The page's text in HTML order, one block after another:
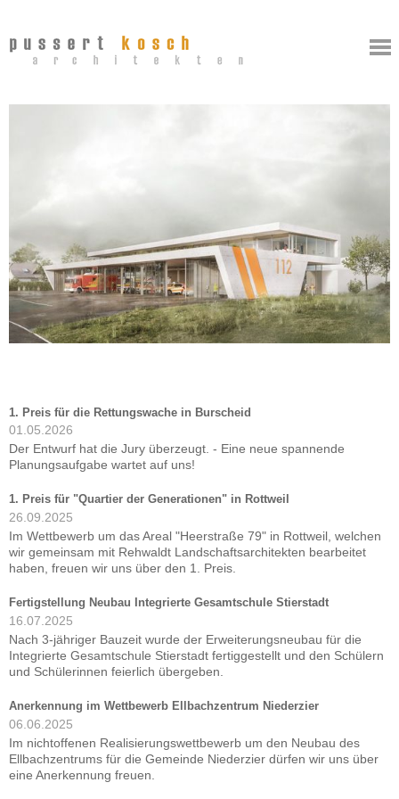
1. Preis für die Rettungswache in Burscheid
01.05.2026
Der Entwurf hat die Jury überzeugt. - Eine neue spannende
Planungsaufgabe wartet auf uns!
1. Preis für "Quartier der Generationen" in Rottweil
26.09.2025
Im Wettbewerb um das Areal "Heerstraße 79" in Rottweil, welchen
wir gemeinsam mit Rehwaldt Landschaftsarchitekten bearbeitet
haben, freuen wir uns über den 1. Preis.
Fertigstellung Neubau Integrierte Gesamtschule Stierstadt
16.07.2025
Nach 3-jähriger Bauzeit wurde der Erweiterungsneubau für die
Integrierte Gesamtschule Stierstadt fertiggestellt und den Schülern
und Schülerinnen feierlich übergeben.
Anerkennung im Wettbewerb Ellbachzentrum Niederzier
06.06.2025
Im nichtoffenen Realisierungswettbewerb um den Neubau des
Ellbachzentrums für die Gemeinde Niederzier dürfen wir uns über
eine Anerkennung freuen.